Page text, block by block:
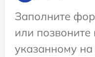
Заполните
или
указанному на